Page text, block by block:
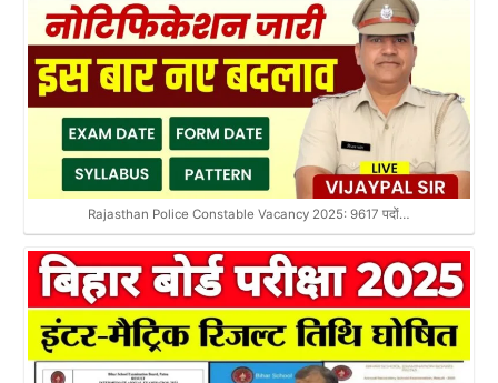
Rajasthan Police Constable Vacancy 2025: 9617 पदों…